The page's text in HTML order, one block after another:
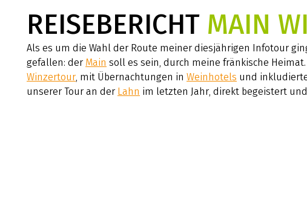
REISEBERICHT MAIN
Als es um die Wahl der Route meiner diesjährigen Infotour
gefallen: der Main soll es sein, durch meine fränkische
Winzertour, mit Übernachtungen inWeinhotels und
unserer Tour an der Lahn im letzten Jahr, direkt begeistert